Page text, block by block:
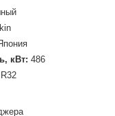
кВт: 486
R32